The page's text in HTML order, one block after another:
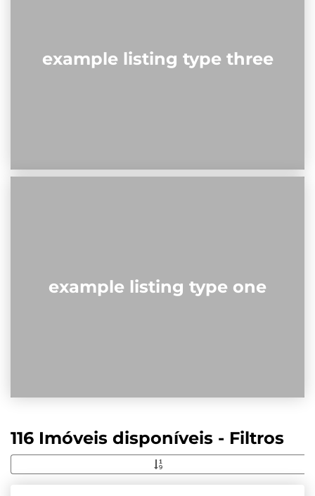
example listing type three
example listing type one
116 Imóveis disponíveis - Filtros